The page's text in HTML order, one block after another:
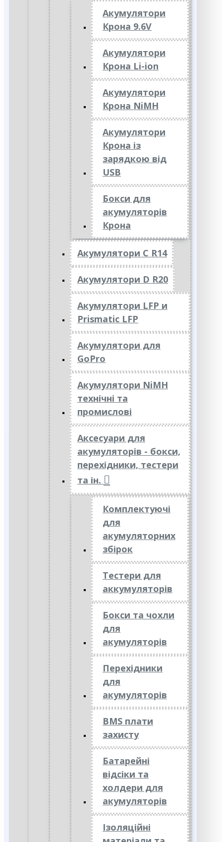
Акумулятори
Крона 9.6V
Акумулятори
Крона Li-ion
Акумулятори
Крона NiMH
Акумулятори
Крона із
зарядкою від
USB
Бокси для
акумуляторів
Крона
Акумулятори C R14
Акумулятори D R20
Акумулятори LFP и
Prismatic LFP
Акумулятори для
GoPro
Акумулятори NiMH
технічні та
промислові
Аксесуари для
акумуляторів - бокси,
перехідники, тестери
та ін.
Комплектуючі
для
акумуляторних
збірок
Тестери для
аккумуляторів
Бокси та чохли
для
акумуляторів
Перехідники
для
акумуляторів
BMS плати
захисту
Батарейні
відсіки та
холдери для
акумуляторів
Ізоляційні